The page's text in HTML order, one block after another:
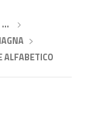
…
›
ALFABETICO